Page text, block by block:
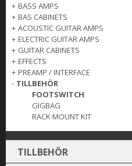
OSS
KONTAKT
+ BASS AMPS
+ BAS CABINETS
+ ACOUSTIC GUITAR AMPS
+ ELECTRIC GUITAR AMPS
+ GUITAR CABINETS
+ EFFECTS
+ PREAMP / INTERFACE
- TILLBEHÖR
FOOTSWITCH
GIGBAG
RACK MOUNT KIT
TILLBEHÖR